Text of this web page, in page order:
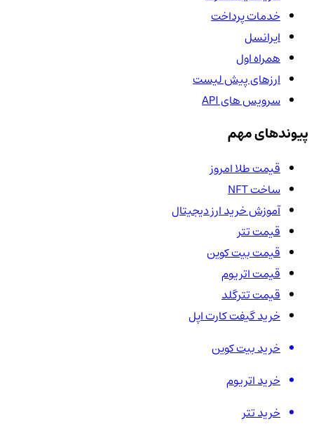
خدمات پرداخت
ایرانسل
همراه اول
ارزهای پیش لیست
سرویس های API
پیوندهای مهم
قیمت طلا امروز
ساخت NFT
آموزش خرید ارز دیجیتال
قیمت تتر
قیمت بیت کوین
قیمت اتریوم
قیمت تترگلد
خرید گیفت کارت اپل
خرید بیت کوین
خرید اتریوم
خرید تتر